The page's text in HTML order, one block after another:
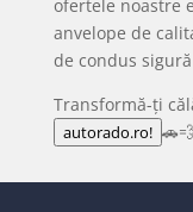
ofertele noastre
anvelope de
de condus
Transformă-ți
autorado.ro! 🚗💨